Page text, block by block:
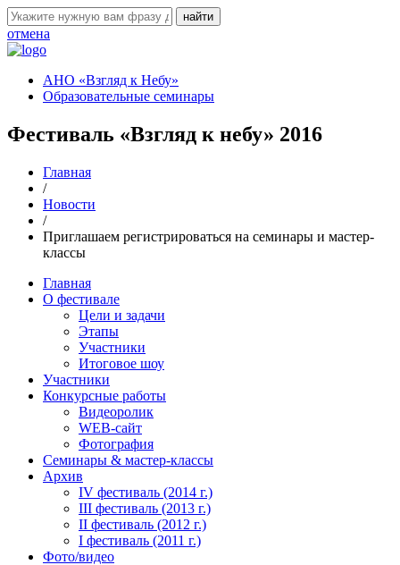
отмена
АНО «Взгляд к Небу»
Образовательные семинары
Фестиваль «Взгляд к небу» 2016
Главная
/
Новости
/
Приглашаем регистрироваться на семинары и мастер-
классы
Главная
О фестивале
Цели и задачи
Этапы
Участники
Итоговое шоу
Участники
Конкурсные работы
Видеоролик
WEB-сайт
Фотография
Семинары & мастер-классы
Архив
IV фестиваль (2014 г.)
III фестиваль (2013 г.)
II фестиваль (2012 г.)
I фестиваль (2011 г.)
Фото/видео